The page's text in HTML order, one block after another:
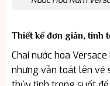
Thiết kế đơn giản, tinh
Chai nước hoa
nhưng vẫn toát lên vẻ